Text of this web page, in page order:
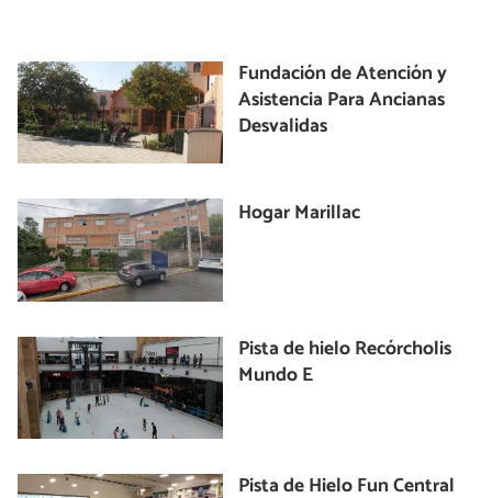
Fundación de Atención y
Asistencia Para Ancianas
Desvalidas
Hogar Marillac
Pista de hielo Recórcholis
Mundo E
Pista de Hielo Fun Central